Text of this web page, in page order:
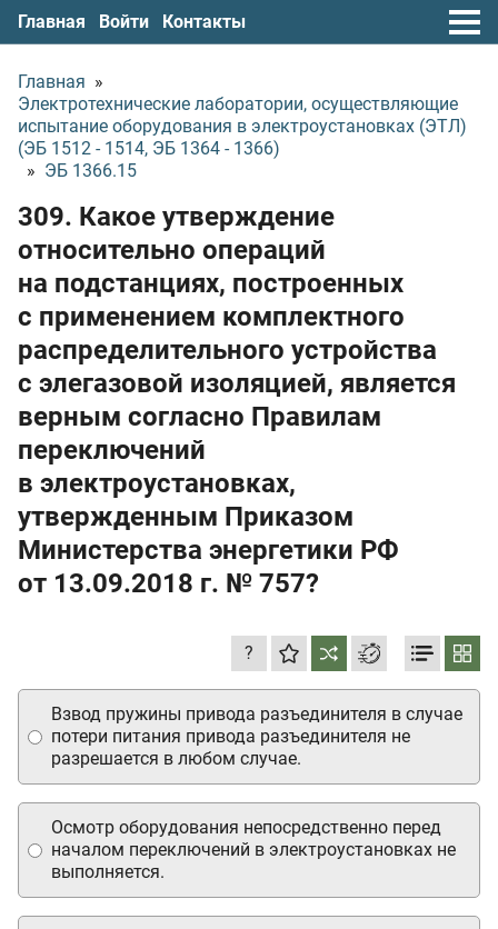
Главная Войти Контакты
Главная »
Электротехнические лаборатории, осуществляющие
испытание оборудования в электроустановках (ЭТЛ)
(ЭБ 1512 - 1514, ЭБ 1364 - 1366)
» ЭБ 1366.15
309. Какое утверждение
относительно операций
на подстанциях, построенных
с применением комплектного
распределительного устройства
с элегазовой изоляцией, является
верным согласно Правилам
переключений
в электроустановках,
утвержденным Приказом
Министерства энергетики РФ
от 13.09.2018 г. № 757?
?
Осмотр оборудования непосредственно перед
началом переключений в электроустановках не
выполняется.
Взвод пружины привода разъединителя в случае
потери питания привода разъединителя не
разрешается в любом случае.